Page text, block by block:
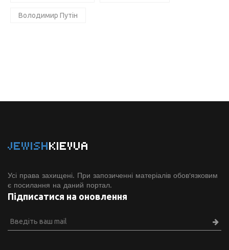
Володимир Путін
JEWISHKIEVUA
Усі права захищені. При запозиченні матеріалів обов'язковим
є посилання на даний портал.
Підписатися на оновлення